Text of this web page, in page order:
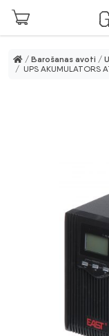
Skip to main
/ Barošanas avoti /
/ UPS AKUMULATORS